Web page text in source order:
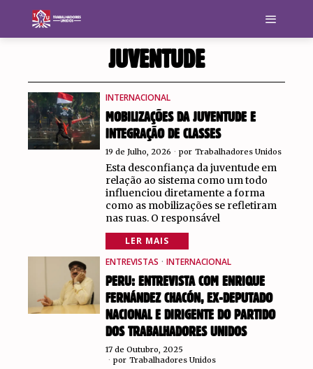
JUVENTUDE
INTERNACIONAL
MOBILIZAÇÕES DA JUVENTUDE E
INTEGRAÇÃO DE CLASSES
19 de Julho, 2026 por Trabalhadores Unidos
Esta desconfiança da juventude em
relação ao sistema como um todo
influenciou diretamente a forma
como as mobilizações se refletiram
nas ruas. O responsável
LER MAIS
ENTREVISTAS · INTERNACIONAL
PERU: ENTREVISTA COM ENRIQUE
FERNÁNDEZ CHACÓN, EX-DEPUTADO
NACIONAL E DIRIGENTE DO PARTIDO
DOS TRABALHADORES UNIDOS
17 de Outubro, 2025
por Trabalhadores Unidos